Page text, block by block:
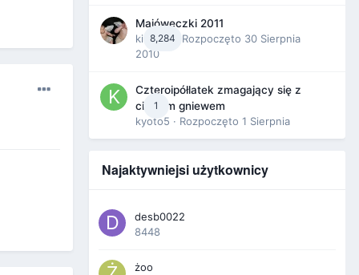
8,284
Majóweczki 2011
kikarika· Rozpoczęto 30 Sierpnia
2010
1
Czteroipółlatek zmagający się z
ciągłym gniewem
kyoto5 · Rozpoczęto 1 Sierpnia
Najaktywniejsi użytkownicy
desb0022
8448
żoo